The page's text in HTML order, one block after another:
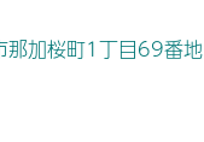
加桜町1丁目69番地